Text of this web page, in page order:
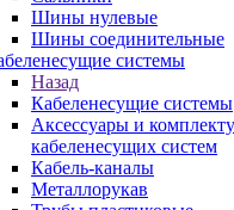
Шины нулевые
Шины соединительные
системы
Назад
Кабеленесущие системы
Аксессуары и
кабеленесущих систем
Кабель-каналы
Металлорукав